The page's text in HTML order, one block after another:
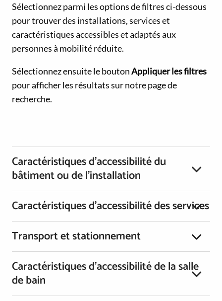
Sélectionnez parmi les options de filtres ci-dessous
pour trouver des installations, services et
caractéristiques accessibles et adaptés aux
personnes à mobilité réduite.
Sélectionnez ensuite le boutonAppliquer les filtres
pour afficher les résultats sur notre page de
recherche.
Caractéristiques d’accessibilité du
bâtiment ou de l’installation
Caractéristiques d’accessibilité des services
Transport et stationnement
Caractéristiques d’accessibilité de la salle
de bain